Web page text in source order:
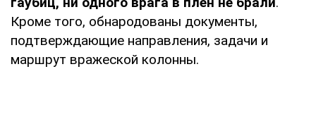
Кроме того, обнародованы документы,
подтверждающие направления, задачи и
маршрут вражеской колонны.